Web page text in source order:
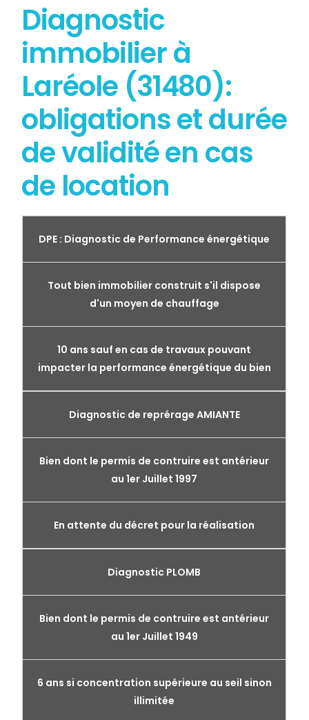
Diagnostic
immobilier à
Laréole (31480):
obligations et durée
de validité en cas
de location
DPE : Diagnostic de Performance énergétique
Tout bien immobilier construit s'il dispose
d'un moyen de chauffage
10 ans sauf en cas de travaux pouvant
impacter la performance énergétique du bien
Diagnostic de reprérage AMIANTE
Bien dont le permis de contruire est antérieur
au 1er Juillet 1997
En attente du décret pour la réalisation
Diagnostic PLOMB
Bien dont le permis de contruire est antérieur
au 1er Juillet 1949
6 ans si concentration supérieure au seil sinon
illimitée